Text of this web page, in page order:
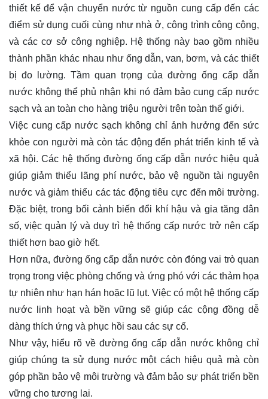
thiết kế để vận chuyển nước từ nguồn cung cấp đến các
điểm sử dụng cuối cùng như nhà ở, công trình công cộng,
và các cơ sở công nghiệp. Hệ thống này bao gồm nhiều
thành phần khác nhau như ống dẫn, van, bơm, và các thiết
bị đo lường. Tầm quan trọng của đường ống cấp dẫn
nước không thể phủ nhận khi nó đảm bảo cung cấp nước
sạch và an toàn cho hàng triệu người trên toàn thế giới.
Việc cung cấp nước sạch không chỉ ảnh hưởng đến sức
khỏe con người mà còn tác động đến phát triển kinh tế và
xã hội. Các hệ thống đường ống cấp dẫn nước hiệu quả
giúp giảm thiểu lãng phí nước, bảo vệ nguồn tài nguyên
nước và giảm thiểu các tác động tiêu cực đến môi trường.
Đặc biệt, trong bối cảnh biến đổi khí hậu và gia tăng dân
số, việc quản lý và duy trì hệ thống cấp nước trở nên cấp
thiết hơn bao giờ hết.
Hơn nữa, đường ống cấp dẫn nước còn đóng vai trò quan
trọng trong việc phòng chống và ứng phó với các thảm họa
tự nhiên như hạn hán hoặc lũ lụt. Việc có một hệ thống cấp
nước linh hoạt và bền vững sẽ giúp các cộng đồng dễ
dàng thích ứng và phục hồi sau các sự cố.
Như vậy, hiểu rõ về đường ống cấp dẫn nước không chỉ
giúp chúng ta sử dụng nước một cách hiệu quả mà còn
góp phần bảo vệ môi trường và đảm bảo sự phát triển bền
vững cho tương lai.